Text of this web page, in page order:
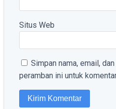
Situs Web
Simpan nama, email,
peramban ini untuk